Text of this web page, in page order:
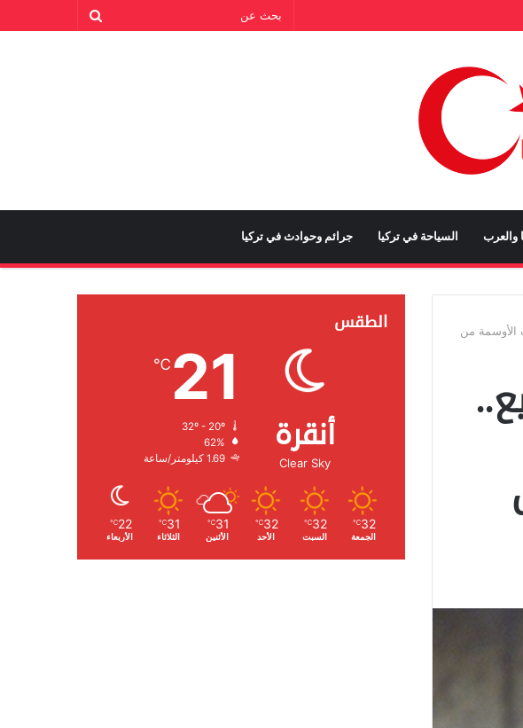
والعرب السياحة في تركيا جرائم وحوادث في تركيا
الأوسمة من
الطقس
أنقرة
Clear Sky
21
℃
الرطوبة:
الرياح:
32
℃
الجمعة
32
℃
السبت
32
℃
الأحد
31
℃
الأثنين
31
℃
الثلاثاء
22
℃
الأربعاء